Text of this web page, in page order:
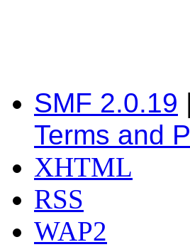
SMF 2.0.19 |
Terms and
XHTML
RSS
WAP2